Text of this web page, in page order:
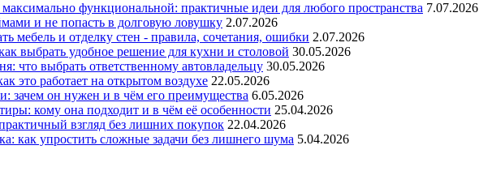
функциональной: практичные идеи для любого пространства 7.07.2026
и не попасть в долговую ловушку 2.07.2026
мебель и отделку стен - правила, сочетания, ошибки 2.07.2026
выбрать удобное решение для кухни и столовой 30.05.2026
что выбрать ответственному автовладельцу 30.05.2026
это работает на открытом воздухе 22.05.2026
зачем он нужен и в чём его преимущества 6.05.2026
кому она подходит и в чём её особенности 25.04.2026
взгляд без лишних покупок 22.04.2026
как упростить сложные задачи без лишнего шума 5.04.2026